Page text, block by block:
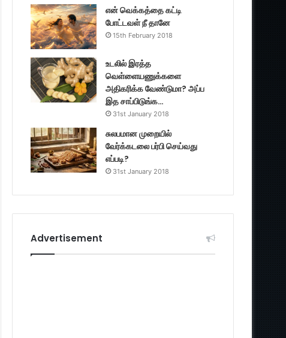
என் வெக்கத்தை கட்டி
போட்டவள் நீ தானே
15th February 2018
உடலில் இரத்த
வெள்ளையணுக்களை
அதிகரிக்க வேண்டுமா? அப்ப
இத சாப்பிடுங்க…
31st January 2018
சுலபமான முறையில்
வேர்க்கடலை பர்பி செய்வது
எப்படி?
31st January 2018
Advertisement